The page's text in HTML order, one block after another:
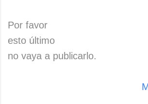
Por favor
esto último
no vaya a publicarlo.